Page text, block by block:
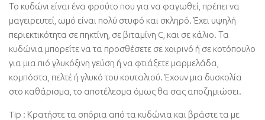
Το κυδώνι είναι ένα φρούτο που για να φαγωθεί, πρέπει να
μαγειρευτεί, ωμό είναι πολύ στυφό και σκληρό. Έχει υψηλή
περιεκτικότητα σε πηκτίνη, σε βιταμίνη C, και σε κάλιο. Τα
κυδώνια μπορείτε να τα προσθέσετε σε χοιρινό ή σε κοτόπουλο
για μια πιό γλυκόξινη γεύση ή να φτιάξετε μαρμελάδα,
κομπόστα, πελτέ ή γλυκό του κουταλιού. Έχουν μια δυσκολία
στο καθάρισμα, το αποτέλεσμα όμως θα σας αποζημιώσει.
Tip : Κρατήστε τα σπόρια από τα κυδώνια και βράστε τα με